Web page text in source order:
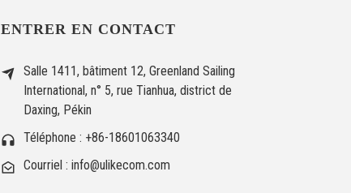
ENTRER EN CONTACT
Salle 1411, bâtiment 12, Greenland Sailing
International, n° 5, rue Tianhua, district de
Daxing, Pékin
Téléphone : +86-18601063340
Courriel : info@ulikecom.com